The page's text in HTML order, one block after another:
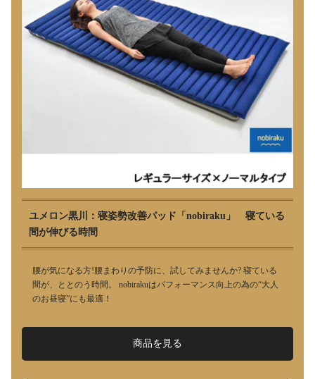
ユメロン黒川：寝姿勢改善パッド「nobiraku」 寝ている
間が伸びる時間
腰が気になる方!腰まわりの予防に、試してみませんか? 寝ている
間が、ととのう時間。 nobirakuはパフォーマンス向上の為の“大人
のお昼寝”にも最適！
商品を見る